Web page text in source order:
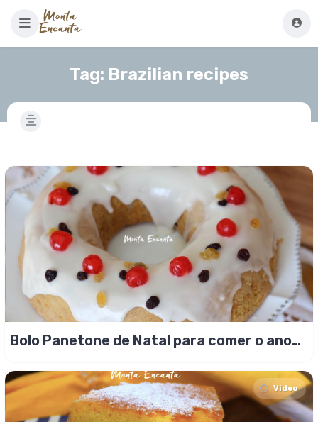
Tag: Brazilian recipes
Bolo Panetone de Natal para comer o ano
Video